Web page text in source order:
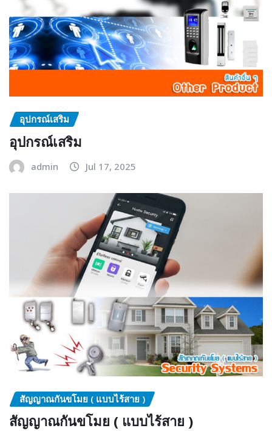
อุปกรณ์เสริม
อุปกรณ์เสริม
admin Jul 17, 2025
สัญญาณกันขโมย ( แบบไร้สาย )
สัญญาณกันขโมย ( แบบไร้สาย )